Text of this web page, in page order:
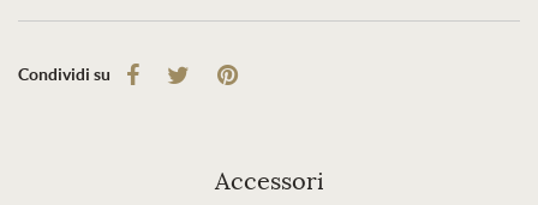
Condividi su
Accessori